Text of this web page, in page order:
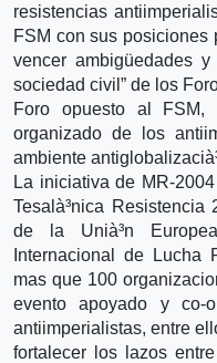
resistencias
FSM con sus posiciones
vencer ambigüedades
sociedad civil” de los
Foro opuesto al
organizado de los
ambiente
La iniciativa de MR-
Tesalà³nica
de la Unià³n
Internacional de Lucha
mas que 100
evento apoyado y co-
antiimperialistas, entre
fortalecer los lazos